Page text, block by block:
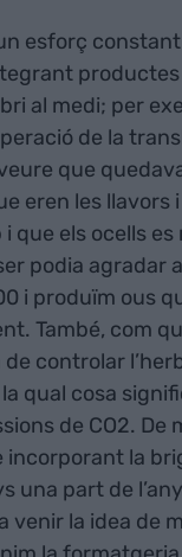
esforç constant
al medi; per
de la
que
eren les llavors
que els ocells es
podia agradar
i produïm ous
També, com
controlar
qual cosa
de CO2. De
la
una part de
venir la idea de